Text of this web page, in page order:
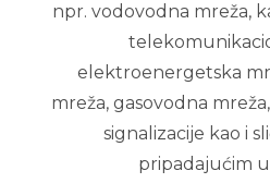
npr. vodovodna mreža,
elektroenergetska
mreža, gasovodna
signalizacije kao i
pripadajućim